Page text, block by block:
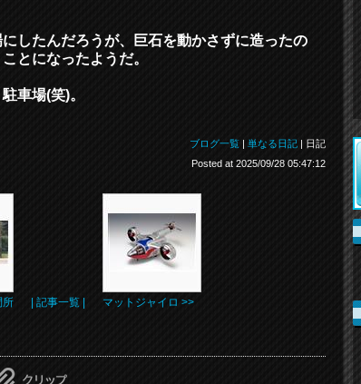
したんだろうが、巨石を動かさずに造ったの
とになったようだ。
車場(笑)。
ブログ一覧 | 単なる日記 | 日記
Posted at 2025/09/28 05:47:12
| 記事一覧 | マットジャイロ >>